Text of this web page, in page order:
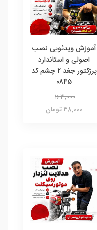
آموزش ویدئویی نصب
اصولی و استاندارد
پرژکتور جغد 2 چشم کد
0845
163,000
38,000 تومان